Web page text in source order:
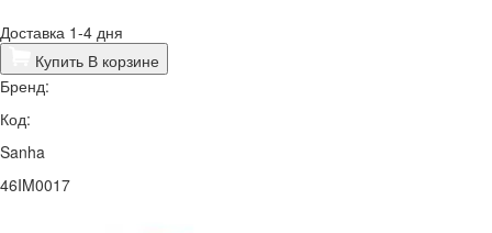
Доставка 1-4 дня
Купить В корзине
Бренд:
Код:
Sanha
46IM0017